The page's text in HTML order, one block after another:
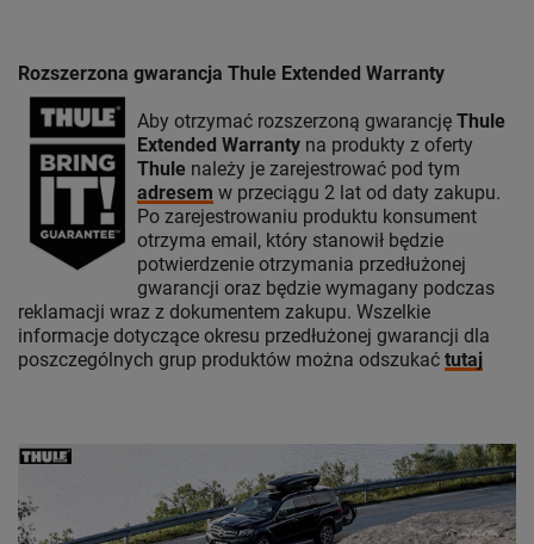
Rozszerzona gwarancja Thule Extended Warranty
Aby otrzymać rozszerzoną gwarancję Thule
Extended Warranty na produkty z oferty
Thule należy je zarejestrować pod tym
adresem w przeciągu 2 lat od daty zakupu.
Po zarejestrowaniu produktu konsument
otrzyma email, który stanowił będzie
potwierdzenie otrzymania przedłużonej
gwarancji oraz będzie wymagany podczas
reklamacji wraz z dokumentem zakupu. Wszelkie
informacje dotyczące okresu przedłużonej gwarancji dla
poszczególnych grup produktów można odszukać tutaj